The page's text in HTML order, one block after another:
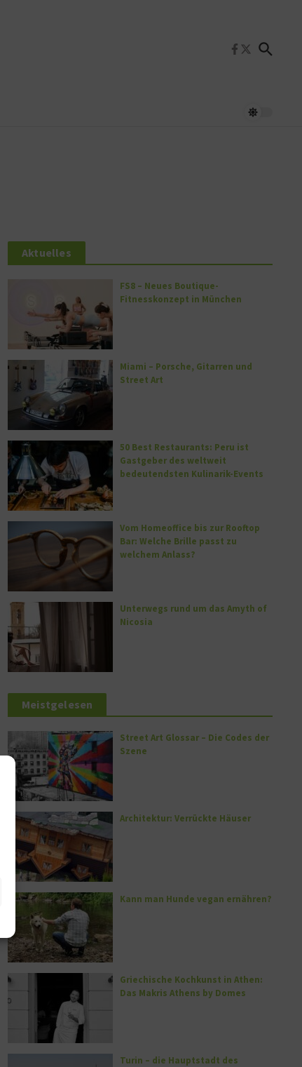
Aktuelles
FS8 – Neues Boutique-
Fitnesskonzept in München
Miami – Porsche, Gitarren und
Street Art
50 Best Restaurants: Peru ist
Gastgeber des weltweit
bedeutendsten Kulinarik-Events
Vom Homeoffice bis zur Rooftop
Bar: Welche Brille passt zu
welchem Anlass?
Unterwegs rund um das Amyth of
Nicosia
Meistgelesen
Street Art Glossar – Die Codes der
Szene
Architektur: Verrückte Häuser
Kann man Hunde vegan ernähren?
Griechische Kochkunst in Athen:
Das Makris Athens by Domes
Turin – die Hauptstadt des